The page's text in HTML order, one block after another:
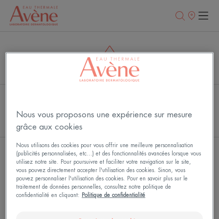
Points
L'Eau thermale d'Avène
Le Centre thermal d'Avène
Recevez notre newsletter
Toujours là pour votre peau ! Tous nos conseils pour en prendre
soin au quotidien.
Nous vous proposons une expérience sur mesure
grâce aux cookies
Nous utilisons des cookies pour vous offrir une meilleure personnalisation
(publicités personnalisées, etc...) et des fonctionnalités avancées lorsque vous
utilisez notre site. Pour poursuivre et faciliter votre navigation sur le site,
vous pouvez directement accepter l'utilisation des cookies. Sinon, vous
pouvez personnaliser l'utilisation des cookies. Pour en savoir plus sur le
traitement de données personnelles, consultez notre politique de
confidentialité en cliquant:
Politique de confidentialité